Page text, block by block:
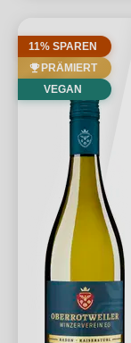
11% SPAREN
PRÄMIERT
VEGAN